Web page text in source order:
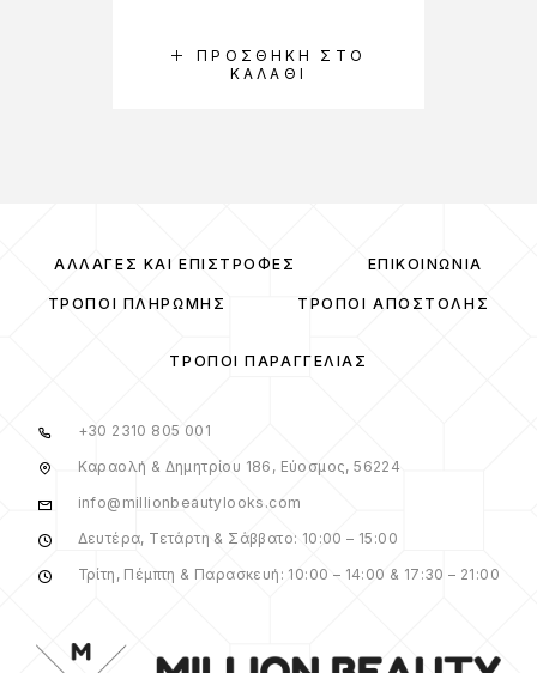
ΠΡΟΣΘΉΚΗ ΣΤΟ
ΚΑΛΆΘΙ
ΑΛΛΑΓΈΣ ΚΑΙ ΕΠΙΣΤΡΟΦΈΣ ΕΠΙΚΟΙΝΩΝΊΑ
ΤΡΌΠΟΙ ΠΛΗΡΩΜΉΣ ΤΡΌΠΟΙ ΑΠΟΣΤΟΛΉΣ
ΤΡΌΠΟΙ ΠΑΡΑΓΓΕΛΊΑΣ
+30 2310 805 001
Καραολή & Δημητρίου 186, Εύοσμος, 56224
info@millionbeautylooks.com
Δευτέρα, Τετάρτη & Σάββατο: 10:00 – 15:00
Τρίτη, Πέμπτη & Παρασκευή: 10:00 – 14:00 & 17:30 – 21:00